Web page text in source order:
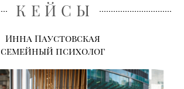
КЕЙСЫ
Инна Паустовская
семейный психолог